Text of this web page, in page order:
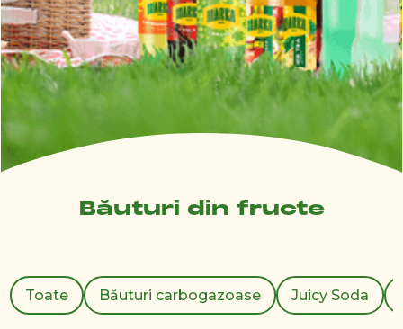
Băuturi din fructe
Toate Băuturi carbogazoase Juicy Soda